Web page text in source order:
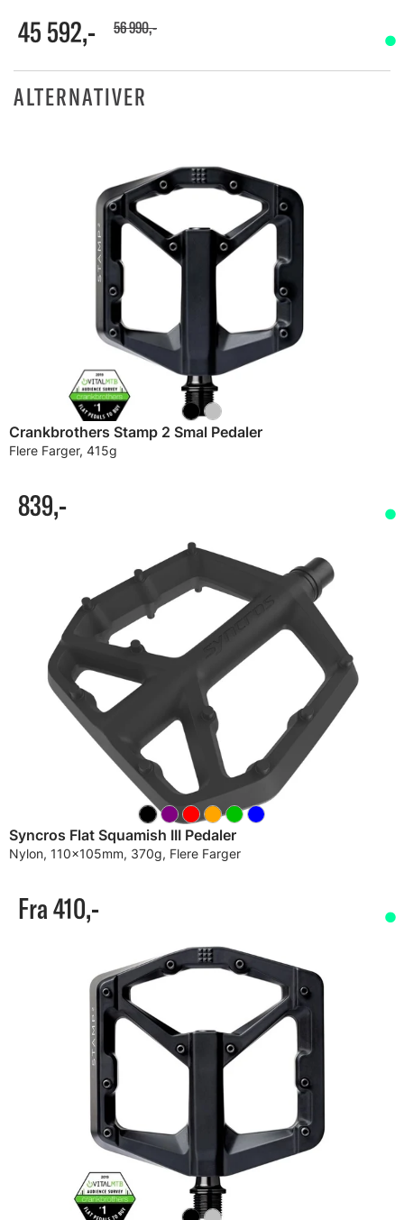
45 592,- 56 990,-
ALTERNATIVER
Crankbrothers Stamp 2 Smal Pedaler
Flere Farger, 415g
839,-
Syncros Flat Squamish III Pedaler
Nylon, 110x105mm, 370g, Flere Farger
Fra 410,-